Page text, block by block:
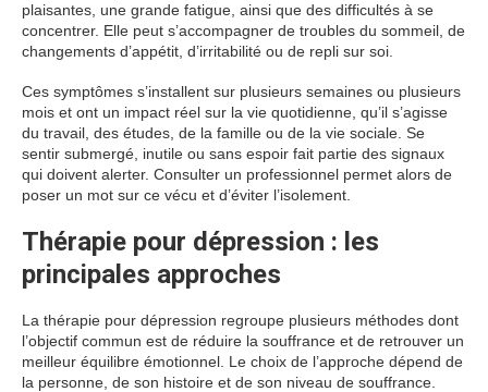
plaisantes, une grande fatigue, ainsi que des difficultés à se
concentrer. Elle peut s’accompagner de troubles du sommeil, de
changements d’appétit, d’irritabilité ou de repli sur soi.
Ces symptômes s’installent sur plusieurs semaines ou plusieurs
mois et ont un impact réel sur la vie quotidienne, qu’il s’agisse
du travail, des études, de la famille ou de la vie sociale. Se
sentir submergé, inutile ou sans espoir fait partie des signaux
qui doivent alerter. Consulter un professionnel permet alors de
poser un mot sur ce vécu et d’éviter l’isolement.
Thérapie pour dépression : les
principales approches
La thérapie pour dépression regroupe plusieurs méthodes dont
l’objectif commun est de réduire la souffrance et de retrouver un
meilleur équilibre émotionnel. Le choix de l’approche dépend de
la personne, de son histoire et de son niveau de souffrance.